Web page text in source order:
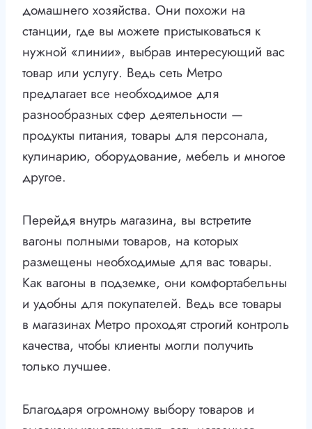
домашнего хозяйства. Они похожи на
станции, где вы можете пристыковаться к
нужной «линии», выбрав интересующий вас
товар или услугу. Ведь сеть Метро
предлагает все необходимое для
разнообразных сфер деятельности —
продукты питания, товары для персонала,
кулинарию, оборудование, мебель и многое
другое.
Перейдя внутрь магазина, вы встретите
вагоны полными товаров, на которых
размещены необходимые для вас товары.
Как вагоны в подземке, они комфортабельны
и удобны для покупателей. Ведь все товары
в магазинах Метро проходят строгий контроль
качества, чтобы клиенты могли получить
только лучшее.
Благодаря огромному выбору товаров и